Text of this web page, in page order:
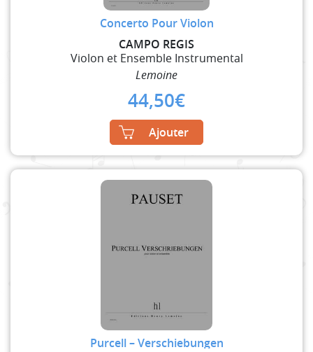
Concerto Pour Violon
CAMPO REGIS
Violon et Ensemble Instrumental
Lemoine
44,50€
Ajouter
Purcell – Verschiebungen